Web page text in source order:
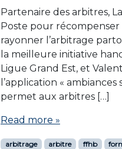
Partenaire des arbitres,
Poste pour
rayonner l’arbitrage
la meilleure initiative
Ligue Grand Est, et
l’application « ambiances
permet aux arbitres […]
Read more »
arbitrage arbitre ffhb